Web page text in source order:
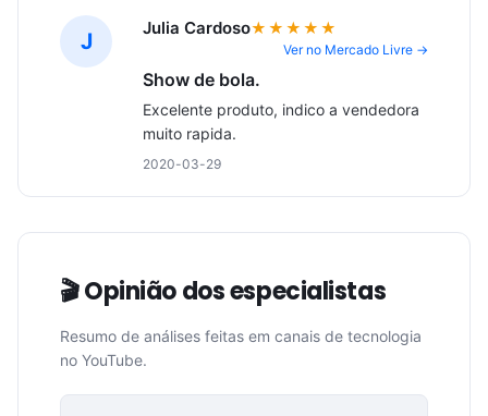
J Julia Cardoso★★★★★
Ver no Mercado Livre →
Show de bola.
Excelente produto, indico a vendedora
muito rapida.
2020-03-29
🎬 Opinião dos especialistas
Resumo de análises feitas em canais de tecnologia
no YouTube.